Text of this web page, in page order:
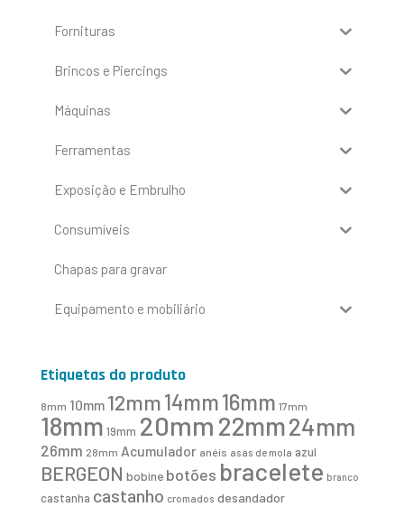
Fornituras
Brincos e Piercings
Máquinas
Ferramentas
Exposição e Embrulho
Consumíveis
Chapas para gravar
Equipamento e mobiliário
Etiquetas do produto
8mm 10mm 12mm14mm16mm 17mm
18mm 19mm 20mm 22mm24mm
26mm 28mm Acumulador anéis asas de mola azul
BERGEON bobine botões bracelete branco
castanha castanho cromados desandador